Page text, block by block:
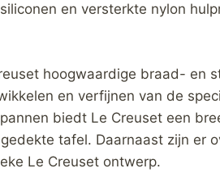
en versterkte nylon
hoogwaardige braad- en
en verfijnen van de
biedt Le Creuset een
tafel. Daarnaast zijn
Le Creuset ontwerp.